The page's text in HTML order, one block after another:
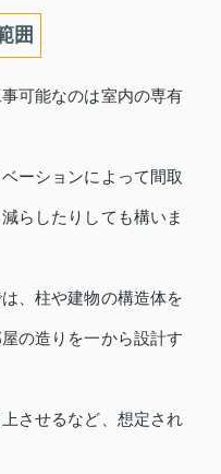
囲
可能なのは室内の専有
ーションによって間取
らしたりしても構いま
、柱や建物の構造体を
の造りを一から設計す
させるなど、想定され